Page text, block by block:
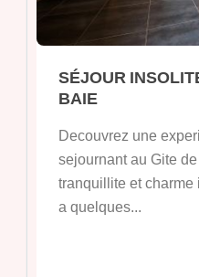
SÉJOUR
BAIE
Decouvrez une
sejournant au Gite
tranquillite et charme
a quelques...